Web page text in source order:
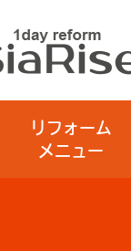
リフォーム
メニュー